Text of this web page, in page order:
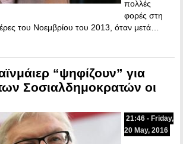
πολλές
φορές στη
του Νοεμβρίου του 2013, όταν μετά…
“ψηφίζουν” για
Σοσιαλδημοκρατών οι
21:46 - Friday,
20 May, 2016